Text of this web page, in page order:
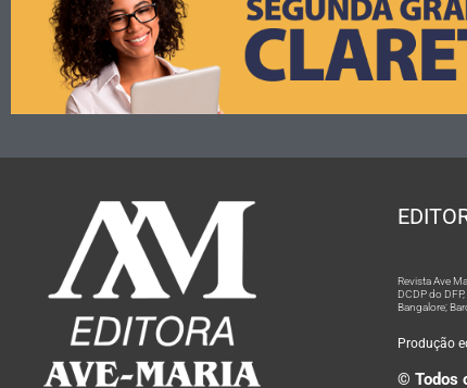
Revista Ave
DCDP do
Bangalore;
Produção
© Todos